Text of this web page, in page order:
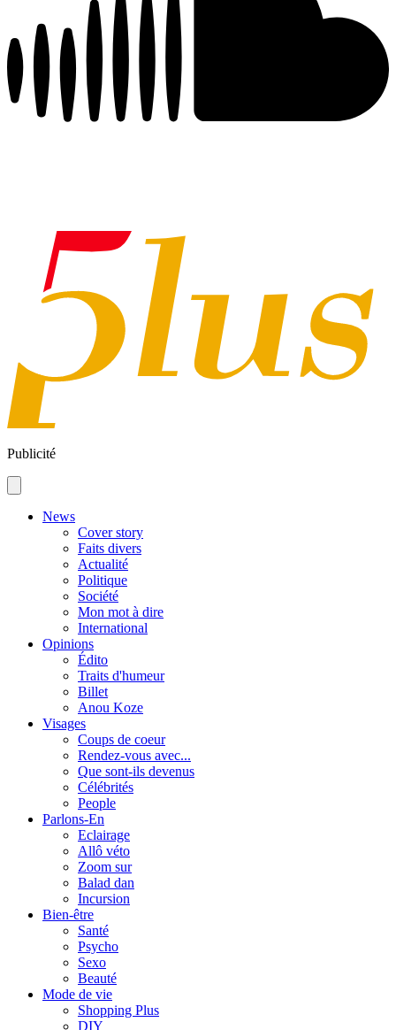
Publicité
News
Cover story
Faits divers
Actualité
Politique
Société
Mon mot à dire
International
Opinions
Édito
Traits d'humeur
Billet
Anou Koze
Visages
Coups de coeur
Rendez-vous avec...
Que sont-ils devenus
Célébrités
People
Parlons-En
Eclairage
Allô véto
Zoom sur
Balad dan
Incursion
Bien-être
Santé
Psycho
Sexo
Beauté
Mode de vie
Shopping Plus
DIY